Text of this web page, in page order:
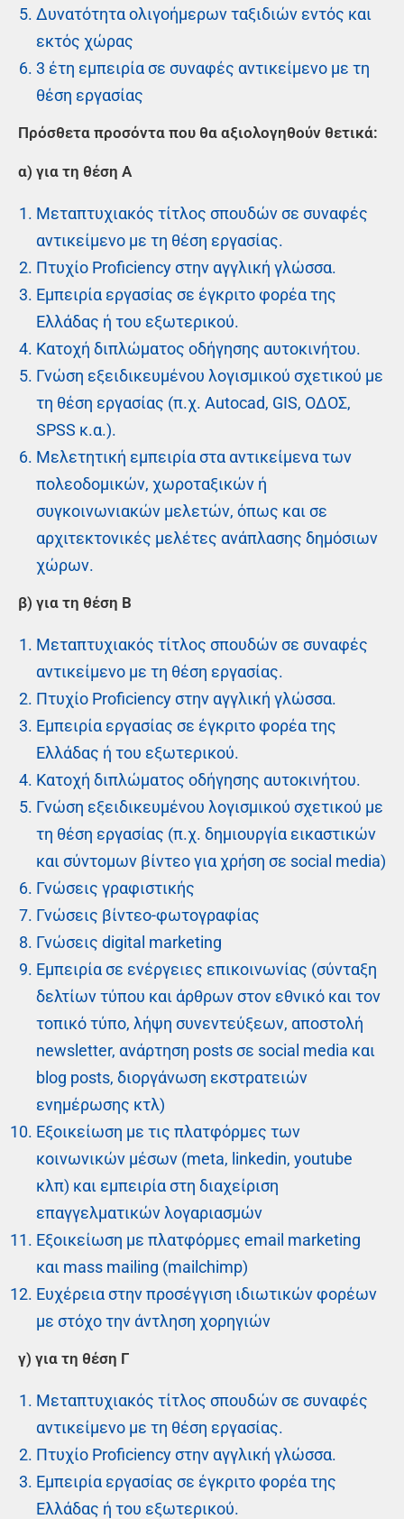
Δυνατότητα ολιγοήμερων ταξιδιών εντός και
εκτός χώρας
3 έτη εμπειρία σε συναφές αντικείμενο με τη
θέση εργασίας
Πρόσθετα προσόντα που θα αξιολογηθούν θετικά:
α) για τη θέση Α
Μεταπτυχιακός τίτλος σπουδών σε συναφές
αντικείμενο με τη θέση εργασίας.
Πτυχίο Proficiency στην αγγλική γλώσσα.
Εμπειρία εργασίας σε έγκριτο φορέα της
Ελλάδας ή του εξωτερικού.
Κατοχή διπλώματος οδήγησης αυτοκινήτου.
Γνώση εξειδικευμένου λογισμικού σχετικού με
τη θέση εργασίας (π.χ. Autocad, GIS, ΟΔΟΣ,
SPSS κ.α.).
Μελετητική εμπειρία στα αντικείμενα των
πολεοδομικών, χωροταξικών ή
συγκοινωνιακών μελετών, όπως και σε
αρχιτεκτονικές μελέτες ανάπλασης δημόσιων
χώρων.
β) για τη θέση Β
Μεταπτυχιακός τίτλος σπουδών σε συναφές
αντικείμενο με τη θέση εργασίας.
Πτυχίο Proficiency στην αγγλική γλώσσα.
Εμπειρία εργασίας σε έγκριτο φορέα της
Ελλάδας ή του εξωτερικού.
Κατοχή διπλώματος οδήγησης αυτοκινήτου.
Γνώση εξειδικευμένου λογισμικού σχετικού με
τη θέση εργασίας (π.χ. δημιουργία εικαστικών
και σύντομων βίντεο για χρήση σε social media)
Γνώσεις γραφιστικής
Γνώσεις βίντεο-φωτογραφίας
Γνώσεις digital marketing
Εμπειρία σε ενέργειες επικοινωνίας (σύνταξη
δελτίων τύπου και άρθρων στον εθνικό και τον
τοπικό τύπο, λήψη συνεντεύξεων, αποστολή
newsletter, ανάρτηση posts σε social media και
blog posts, διοργάνωση εκστρατειών
ενημέρωσης κτλ)
Εξοικείωση με τις πλατφόρμες των
κοινωνικών μέσων (meta, linkedin, youtube
κλπ) και εμπειρία στη διαχείριση
επαγγελματικών λογαριασμών
Εξοικείωση με πλατφόρμες email marketing
και mass mailing (mailchimp)
Ευχέρεια στην προσέγγιση ιδιωτικών φορέων
με στόχο την άντληση χορηγιών
γ) για τη θέση Γ
Μεταπτυχιακός τίτλος σπουδών σε συναφές
αντικείμενο με τη θέση εργασίας.
Πτυχίο Proficiency στην αγγλική γλώσσα.
Εμπειρία εργασίας σε έγκριτο φορέα της
Ελλάδας ή του εξωτερικού.